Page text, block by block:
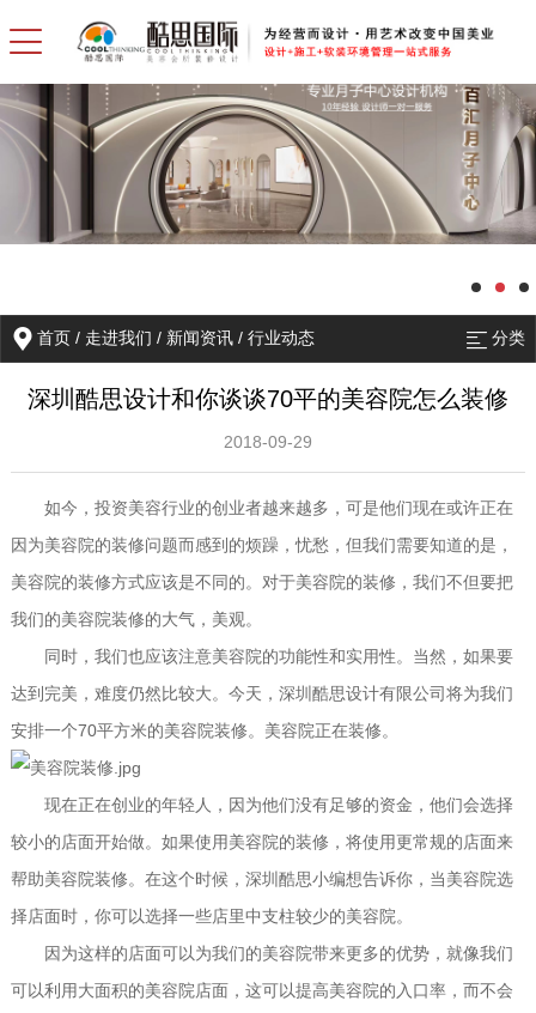
首页 / 走进我们 / 新闻资讯 /行业动态 分类
深圳酷思设计和你谈谈70平的美容院怎么装修
2018-09-29
如今，投资美容行业的创业者越来越多，可是他们现在或许正在
因为美容院的装修问题而感到的烦躁，忧愁，但我们需要知道的是，
美容院的装修方式应该是不同的。对于美容院的装修，我们不但要把
我们的美容院装修的大气，美观。
同时，我们也应该注意美容院的功能性和实用性。当然，如果要
达到完美，难度仍然比较大。今天，深圳酷思设计有限公司将为我们
安排一个70平方米的美容院装修。美容院正在装修。
现在正在创业的年轻人，因为他们没有足够的资金，他们会选择
较小的店面开始做。如果使用美容院的装修，将使用更常规的店面来
帮助美容院装修。在这个时候，深圳酷思小编想告诉你，当美容院选
择店面时，你可以选择一些店里中支柱较少的美容院。
因为这样的店面可以为我们的美容院带来更多的优势，就像我们
可以利用大面积的美容院店面，这可以提高美容院的入口率，而不会